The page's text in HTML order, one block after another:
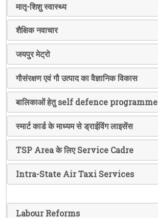
मातृ-शिशु स्वास्थ्य
शैक्षिक नवाचार
जयपुर मेट्रो
गौसंरक्षण एवं गौ उत्पाद का वैज्ञानिक विकास
बालिकाओं हेतु self defence programme
स्मार्ट कार्ड के माध्यम से ड्राईविंग लाइसेंस
TSP Area के लिए Service Cadre
Intra-State Air Taxi Services
Labour Reforms